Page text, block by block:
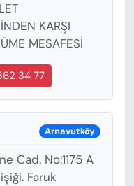
KARŞI
MESAFESİ
34 77
Arnavutköy
Cad. No:1175 A
Faruk